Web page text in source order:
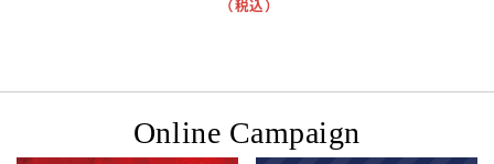
（税込）
Online Campaign